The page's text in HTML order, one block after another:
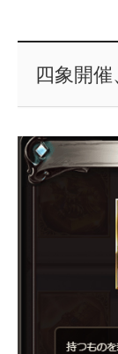
四象開